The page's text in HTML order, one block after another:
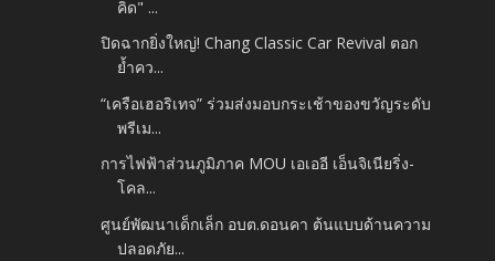
คิด" ...
ปิดฉากยิ่งใหญ่! Chang Classic Car Revival ตอก
ย้ำคว...
“เครือเฮอริเทจ” ร่วมส่งมอบกระเช้าของขวัญระดับ
พรีเม...
การไฟฟ้าส่วนภูมิภาค MOU เอเออี เอ็นจิเนียริ่ง-
โคล...
ศูนย์พัฒนาเด็กเล็ก อบต.ดอนคา ต้นแบบด้านความ
ปลอดภัย...